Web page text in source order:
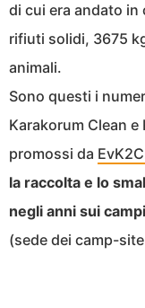
di cui era andato in
rifiuti solidi, 3675
animali.
Sono questi i
Karakorum Clean
promossi da
la raccolta e lo
negli anni sui
(sede dei camp-